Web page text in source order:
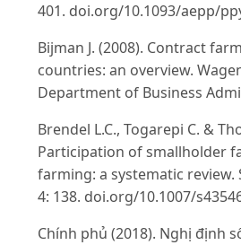
401. doi.org/10.1093/aepp/
Bijman J. (2008). Contract
countries: an overview.
Department of Business
Brendel L.C., Togarepi C. &
Participation of smallholder
farming: a systematic review.
4: 138. doi.org/10.1007/
Chính phủ (2018). Nghị định